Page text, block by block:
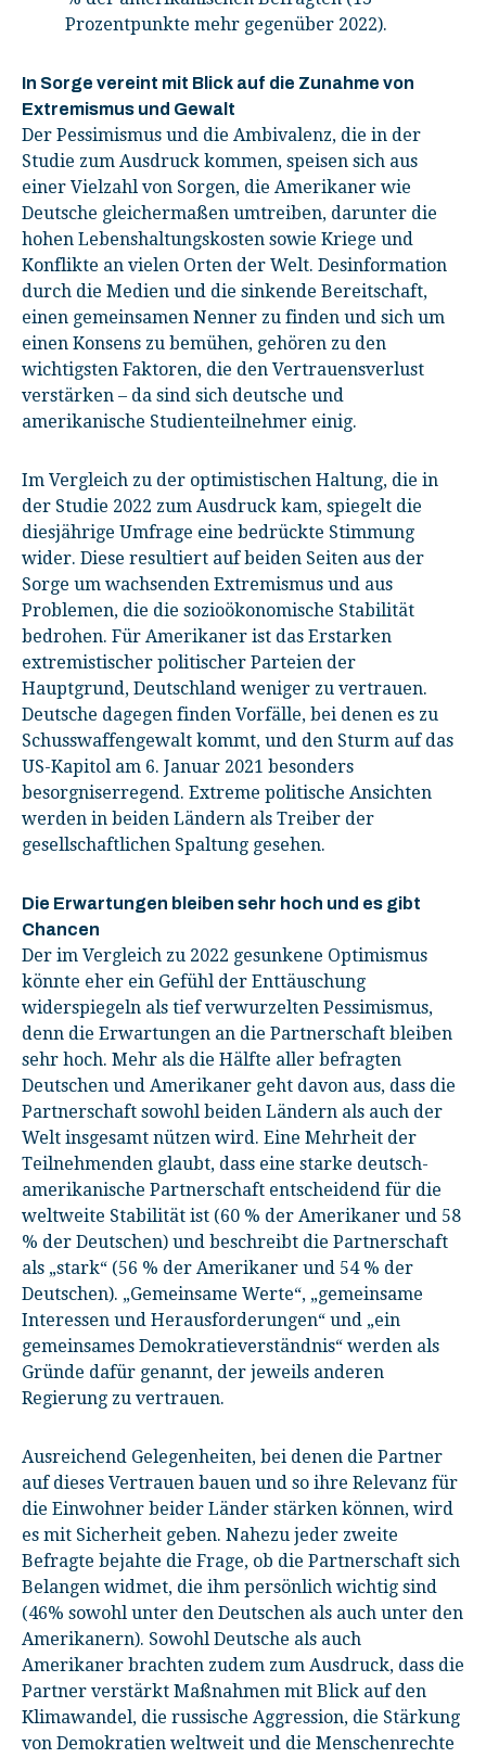
Prozentpunkte mehr gegenüber 2022).
In Sorge vereint mit Blick auf die Zunahme von
Extremismus und Gewalt
Der Pessimismus und die Ambivalenz, die in der
Studie zum Ausdruck kommen, speisen sich aus
einer Vielzahl von Sorgen, die Amerikaner wie
Deutsche gleichermaßen umtreiben, darunter die
hohen Lebenshaltungskosten sowie Kriege und
Konflikte an vielen Orten der Welt. Desinformation
durch die Medien und die sinkende Bereitschaft,
einen gemeinsamen Nenner zu finden und sich um
einen Konsens zu bemühen, gehören zu den
wichtigsten Faktoren, die den Vertrauensverlust
verstärken – da sind sich deutsche und
amerikanische Studienteilnehmer einig.
Im Vergleich zu der optimistischen Haltung, die in
der Studie 2022 zum Ausdruck kam, spiegelt die
diesjährige Umfrage eine bedrückte Stimmung
wider. Diese resultiert auf beiden Seiten aus der
Sorge um wachsenden Extremismus und aus
Problemen, die die sozioökonomische Stabilität
bedrohen. Für Amerikaner ist das Erstarken
extremistischer politischer Parteien der
Hauptgrund, Deutschland weniger zu vertrauen.
Deutsche dagegen finden Vorfälle, bei denen es zu
Schusswaffengewalt kommt, und den Sturm auf das
US-Kapitol am 6. Januar 2021 besonders
besorgniserregend. Extreme politische Ansichten
werden in beiden Ländern als Treiber der
gesellschaftlichen Spaltung gesehen.
Die Erwartungen bleiben sehr hoch und es gibt
Chancen
Der im Vergleich zu 2022 gesunkene Optimismus
könnte eher ein Gefühl der Enttäuschung
widerspiegeln als tief verwurzelten Pessimismus,
denn die Erwartungen an die Partnerschaft bleiben
sehr hoch. Mehr als die Hälfte aller befragten
Deutschen und Amerikaner geht davon aus, dass die
Partnerschaft sowohl beiden Ländern als auch der
Welt insgesamt nützen wird. Eine Mehrheit der
Teilnehmenden glaubt, dass eine starke deutsch-
amerikanische Partnerschaft entscheidend für die
weltweite Stabilität ist (60 % der Amerikaner und 58
% der Deutschen) und beschreibt die Partnerschaft
als „stark“ (56 % der Amerikaner und 54 % der
Deutschen). „Gemeinsame Werte“, „gemeinsame
Interessen und Herausforderungen“ und „ein
gemeinsames Demokratieverständnis“ werden als
Gründe dafür genannt, der jeweils anderen
Regierung zu vertrauen.
Ausreichend Gelegenheiten, bei denen die Partner
auf dieses Vertrauen bauen und so ihre Relevanz für
die Einwohner beider Länder stärken können, wird
es mit Sicherheit geben. Nahezu jeder zweite
Befragte bejahte die Frage, ob die Partnerschaft sich
Belangen widmet, die ihm persönlich wichtig sind
(46% sowohl unter den Deutschen als auch unter den
Amerikanern). Sowohl Deutsche als auch
Amerikaner brachten zudem zum Ausdruck, dass die
Partner verstärkt Maßnahmen mit Blick auf den
Klimawandel, die russische Aggression, die Stärkung
von Demokratien weltweit und die Menschenrechte